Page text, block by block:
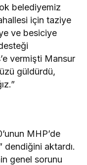
belediyemiz
için taziye
ve besiciye
vermişti Mansur
güldürdü,
MHP’de
dendiğini aktardı.
genel sorunu